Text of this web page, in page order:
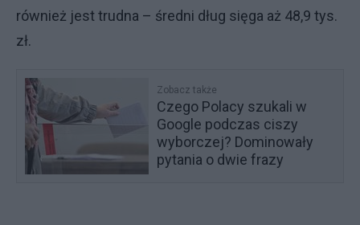
również jest trudna – średni dług sięga aż 48,9 tys.
zł.
Zobacz także
Czego Polacy szukali w
Google podczas ciszy
wyborczej? Dominowały
pytania o dwie frazy